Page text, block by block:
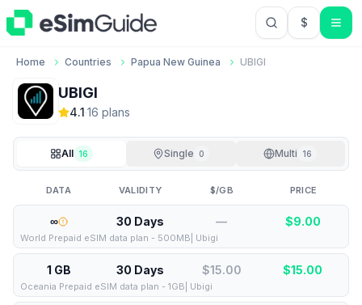
$USD US
Home Countries Papua New Guinea UBIGI
UBIGI
4.1·16 plans
All 16 Single 0 Multi 16
DATA VALIDITY $/GB PRICE
∞ 30 Days — $9.00
World Prepaid eSIM data plan - 500MB| Ubigi
1 GB 30 Days $15.00 $15.00
Oceania Prepaid eSIM data plan - 1GB| Ubigi